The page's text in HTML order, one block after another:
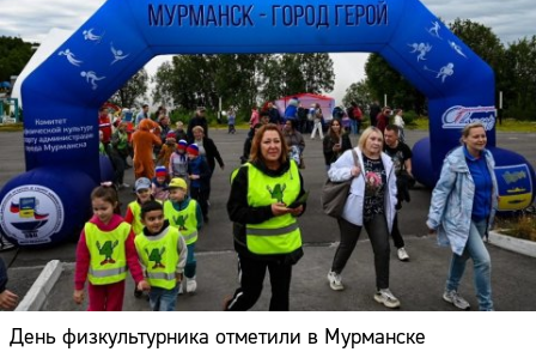
День физкультурника отметили в Мурманске